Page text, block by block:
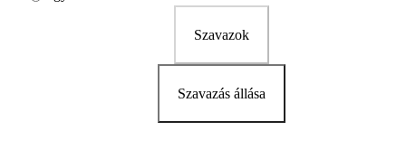
Szavazok
Szavazás állása